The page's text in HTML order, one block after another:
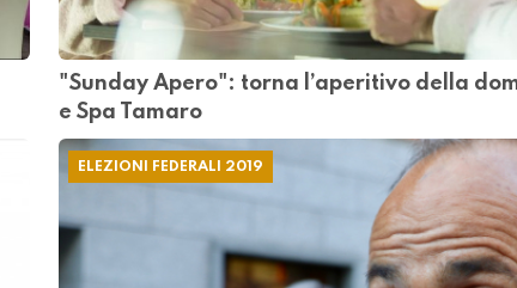
"Sunday Apero": torna l’aperitivo della
e Spa Tamaro
ELEZIONI FEDERALI 2019